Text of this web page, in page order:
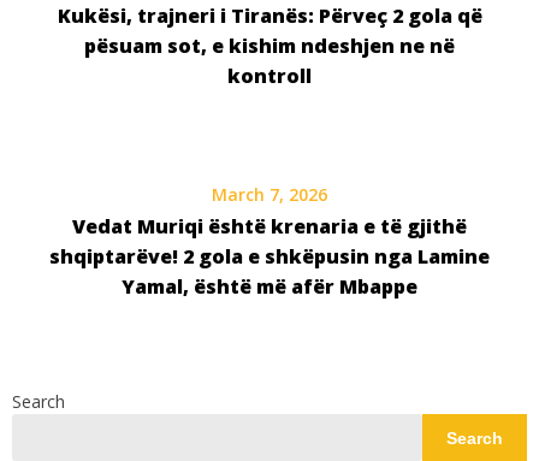
Kukësi, trajneri i Tiranës: Përveç 2 gola që
pësuam sot, e kishim ndeshjen ne në
kontroll
March 7, 2026
Vedat Muriqi është krenaria e të gjithë
shqiptarëve! 2 gola e shkëpusin nga Lamine
Yamal, është më afër Mbappe
Search
Search